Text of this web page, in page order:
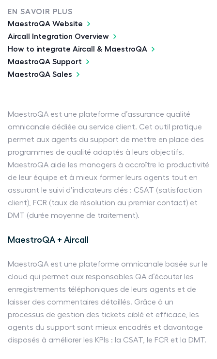
EN SAVOIR PLUS
MaestroQA Website
Aircall Integration Overview
How to integrate Aircall & MaestroQA
MaestroQA Support
MaestroQA Sales
MaestroQA est une plateforme d’assurance qualité
omnicanale dédiée au service client. Cet outil pratique
permet aux agents du support de mettre en place des
programmes de qualité adaptés à leurs objectifs.
MaestroQA aide les managers à accroître la productivité
de leur équipe et à mieux former leurs agents tout en
assurant le suivi d’indicateurs clés : CSAT (satisfaction
client), FCR (taux de résolution au premier contact) et
DMT (durée moyenne de traitement).
MaestroQA + Aircall
MaestroQA est une plateforme omnicanale basée sur le
cloud qui permet aux responsables QA d’écouter les
enregistrements téléphoniques de leurs agents et de
laisser des commentaires détaillés. Grâce à un
processus de gestion des tickets ciblé et efficace, les
agents du support sont mieux encadrés et davantage
disposés à améliorer les KPIs : la CSAT, le FCR et la DMT.